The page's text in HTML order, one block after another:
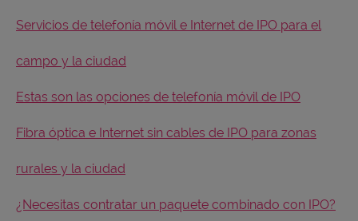
Servicios de telefonía móvil e Internet de IPO para el
campo y la ciudad
Estas son las opciones de telefonía móvil de IPO
Fibra óptica e Internet sin cables de IPO para zonas
rurales y la ciudad
¿Necesitas contratar un paquete combinado con IPO?